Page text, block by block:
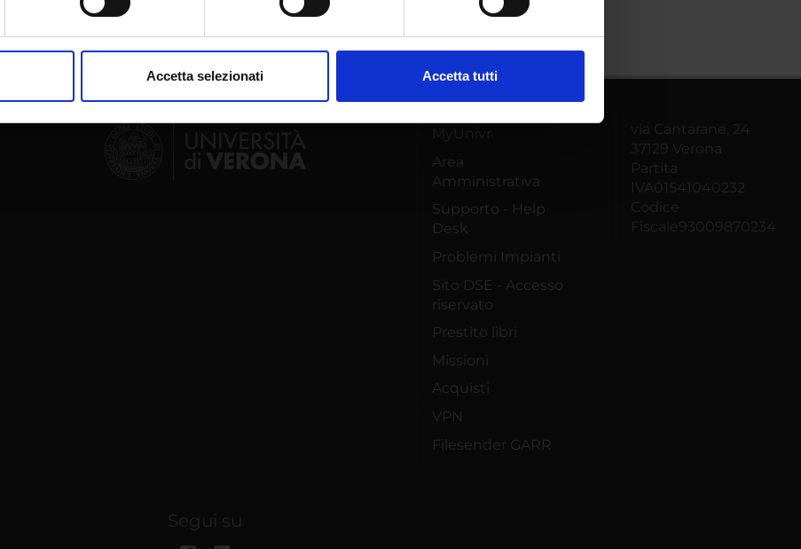
in qualsiasi momento dalla Dichiarazione sui cookie.
e social media, i quali potrebbero combinarle con altre informazioni che hai fornito loro o
dei loro servizi.
Accetta selezionati Accetta tutti
MyUnivr
Area
Amministrativa
Supporto - Help
Desk
Problemi Impianti
Sito DSE - Accesso
riservato
Prestito libri
Missioni
Acquisti
VPN
Filesender GARR
via Cantarane, 24
37129 Verona
Partita
IVA01541040232
Codice
Fiscale93009870234
Segui su